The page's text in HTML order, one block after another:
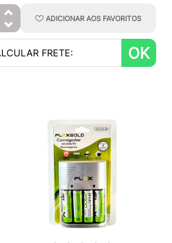
ADICIONAR AOSFAVORITOS
OK